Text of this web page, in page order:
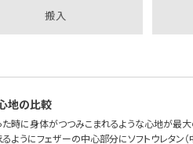
搬入
地の比較
た時に身体がつつみこまれるような心地が最
ようにフェザーの中心部分にソフトウレタン